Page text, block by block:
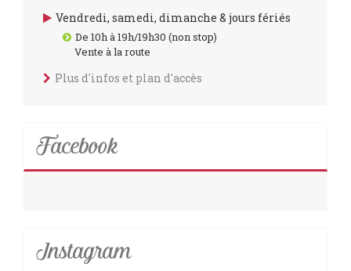
Vendredi, samedi, dimanche & jours fériés
De 10h à 19h/19h30 (non stop)
Vente à la route
Plus d'infos et plan d'accès
Facebook
Instagram